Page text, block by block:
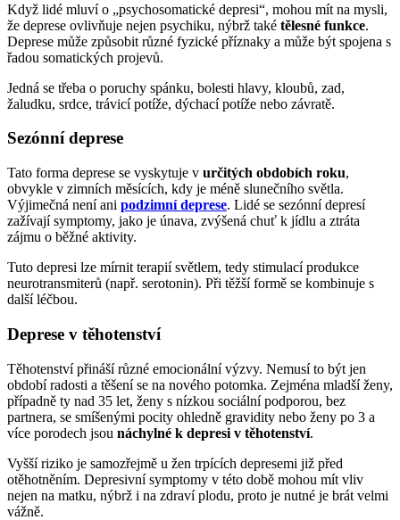
Když lidé mluví o „psychosomatické depresi“, mohou mít na mysli,
že deprese ovlivňuje nejen psychiku, nýbrž také tělesné funkce.
Deprese může způsobit různé fyzické příznaky a může být spojena s
řadou somatických projevů.
Jedná se třeba o poruchy spánku, bolesti hlavy, kloubů, zad,
žaludku, srdce, trávicí potíže, dýchací potíže nebo závratě.
Sezónní deprese
Tato forma deprese se vyskytuje v určitých obdobích roku,
obvykle v zimních měsících, kdy je méně slunečního světla.
Výjimečná není ani podzimní deprese. Lidé se sezónní depresí
zažívají symptomy, jako je únava, zvýšená chuť k jídlu a ztráta
zájmu o běžné aktivity.
Tuto depresi lze mírnit terapií světlem, tedy stimulací produkce
neurotransmiterů (např. serotonin). Při těžší formě se kombinuje s
další léčbou.
Deprese v těhotenství
Těhotenství přináší různé emocionální výzvy. Nemusí to být jen
období radosti a těšení se na nového potomka. Zejména mladší ženy,
případně ty nad 35 let, ženy s nízkou sociální podporou, bez
partnera, se smíšenými pocity ohledně gravidity nebo ženy po 3 a
více porodech jsou náchylné k depresi v těhotenství.
Vyšší riziko je samozřejmě u žen trpících depresemi již před
otěhotněním. Depresivní symptomy v této době mohou mít vliv
nejen na matku, nýbrž i na zdraví plodu, proto je nutné je brát velmi
vážně.